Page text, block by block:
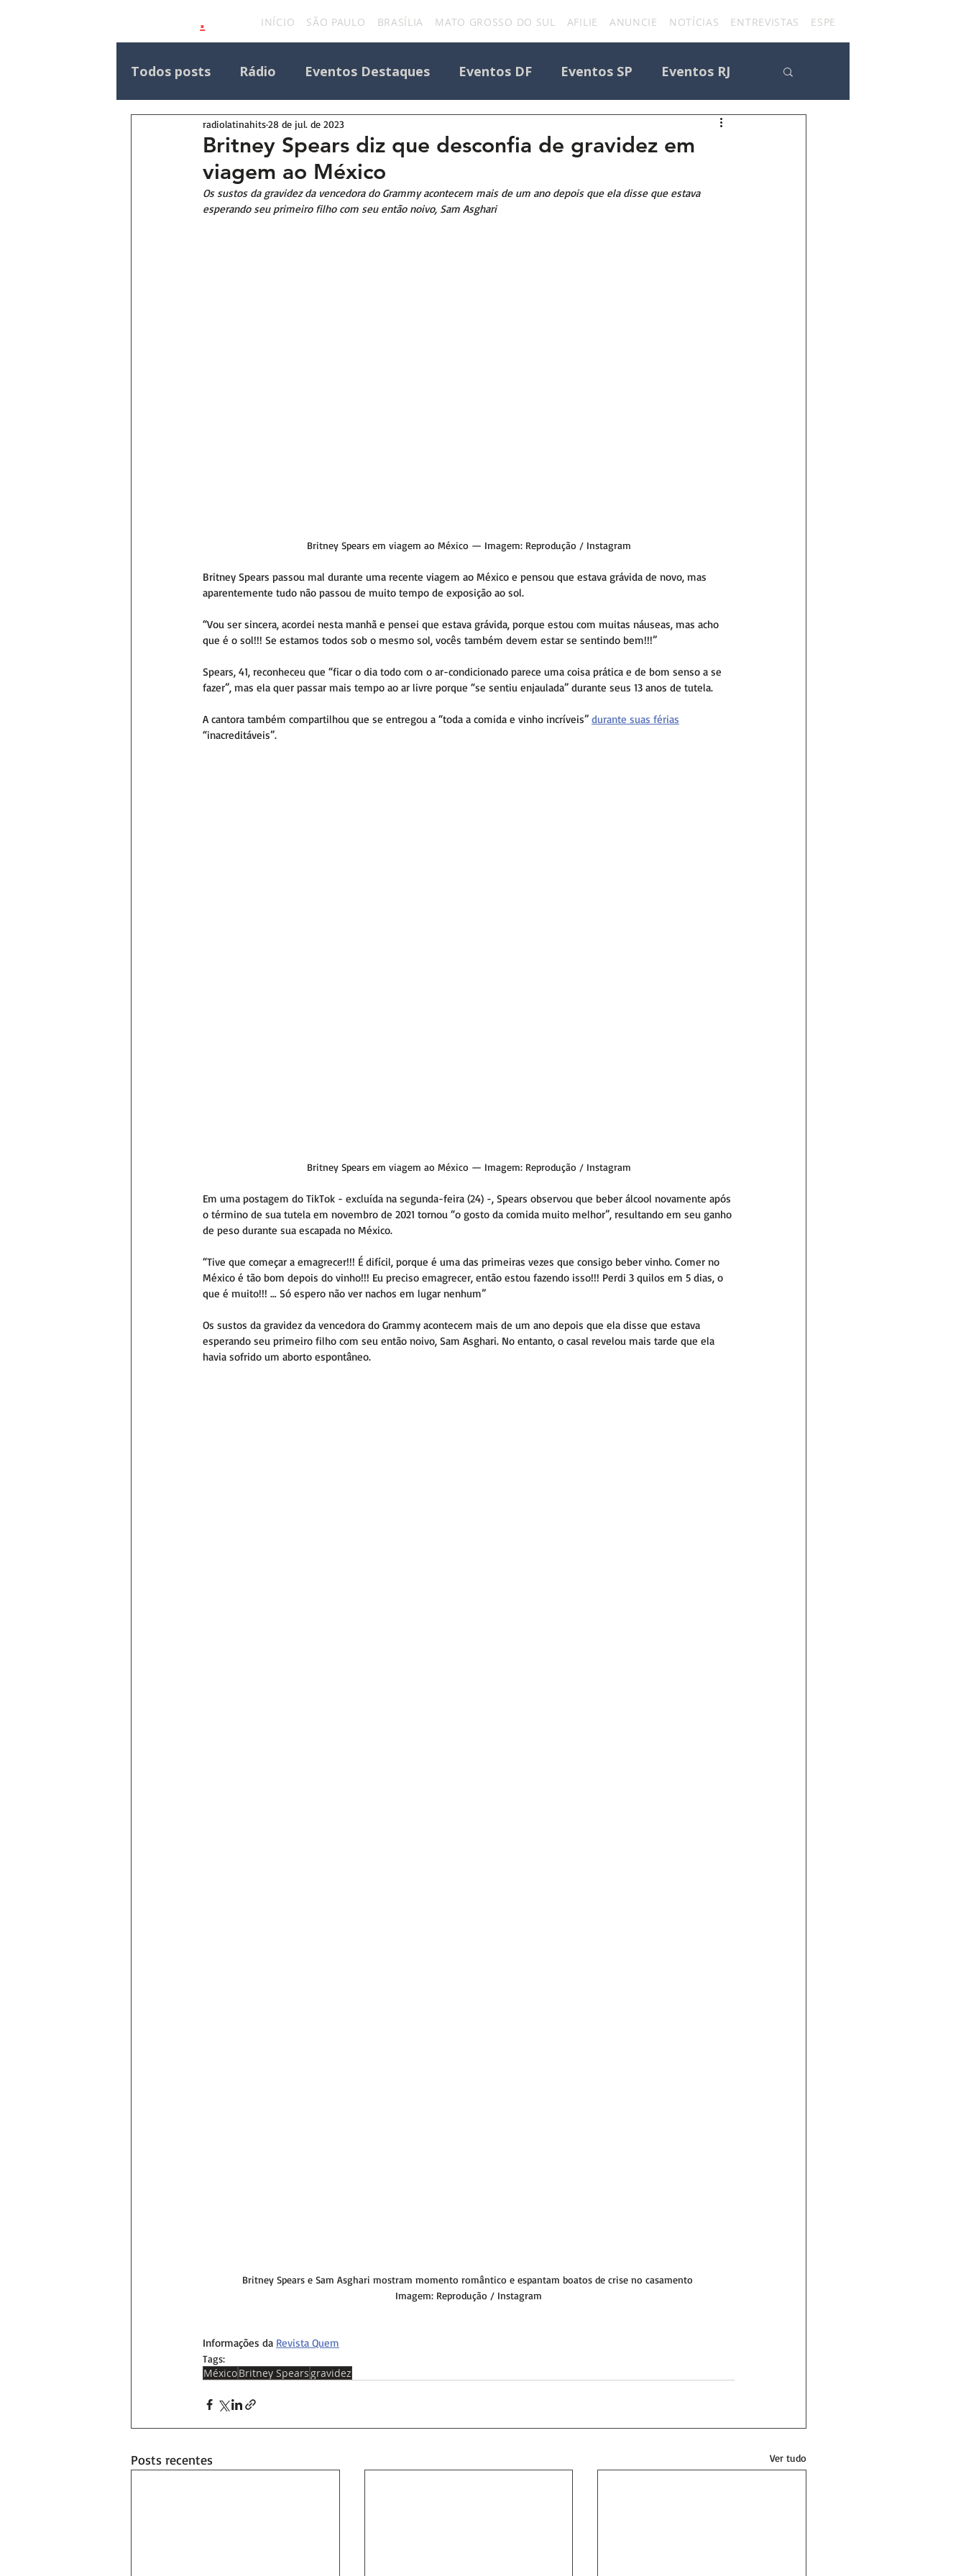
INÍCIO SÃO PAULO BRASÍLIA MATO GROSSO DO SUL AFILIE ANUNCIE NOTÍCIAS ENTREVISTAS ESPECIAIS
.
Todos posts Rádio Eventos Destaques Eventos DF Eventos SP Eventos RJ
Eventos Outras Regiões
Destaque Principal Site Eventos uniforcafm Notícias sobre eventos
Britney Spears diz que desconfia de gravidez em
viagem ao México
radiolatinahits28 de jul. de 2023
Os sustos da gravidez da vencedora do Grammy acontecem mais de um ano depois que ela disse que estava
esperando seu primeiro filho com seu então noivo, Sam Asghari
Britney Spears em viagem ao México — Imagem: Reprodução / Instagram
Britney Spears passou mal durante uma recente viagem ao México e pensou que estava grávida de novo, mas
aparentemente tudo não passou de muito tempo de exposição ao sol.
“Vou ser sincera, acordei nesta manhã e pensei que estava grávida, porque estou com muitas náuseas, mas acho
que é o sol!!! Se estamos todos sob o mesmo sol, vocês também devem estar se sentindo bem!!!”
Spears, 41, reconheceu que “ficar o dia todo com o ar-condicionado parece uma coisa prática e de bom senso a se
fazer”, mas ela quer passar mais tempo ao ar livre porque “se sentiu enjaulada” durante seus 13 anos de tutela.
A cantora também compartilhou que se entregou a “toda a comida e vinho incríveis” durante suas férias
“inacreditáveis”.
Britney Spears em viagem ao México — Imagem: Reprodução / Instagram
Em uma postagem do TikTok - excluída na segunda-feira (24) -, Spears observou que beber álcool novamente após
o término de sua tutela em novembro de 2021 tornou “o gosto da comida muito melhor”, resultando em seu ganho
de peso durante sua escapada no México.
“Tive que começar a emagrecer!!! É difícil, porque é uma das primeiras vezes que consigo beber vinho. Comer no
México é tão bom depois do vinho!!! Eu preciso emagrecer, então estou fazendo isso!!! Perdi 3 quilos em 5 dias, o
que é muito!!! … Só espero não ver nachos em lugar nenhum”
Os sustos da gravidez da vencedora do Grammy acontecem mais de um ano depois que ela disse que estava
esperando seu primeiro filho com seu então noivo, Sam Asghari. No entanto, o casal revelou mais tarde que ela
havia sofrido um aborto espontâneo.
Britney Spears e Sam Asghari mostram momento romântico e espantam boatos de crise no casamento
Imagem: Reprodução / Instagram
Informações da Revista Quem
Tags:
MéxicoBritney Spears gravidez
Posts recentes Ver tudo